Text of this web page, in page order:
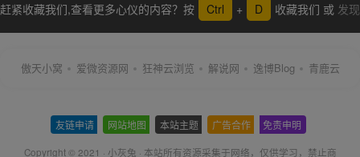
赶紧收藏我们,查看更多心仪的内容？按 Ctrl + D 收藏我们 或 发现
傲天小窝 爱微资源网 狂神云浏览 解说网 逸博Blog 青鹿云
友链申请 网站地图 本站主题 广告合作 免责申明
Copyright © 2021 · 小灰兔 · 本站所有资源采集于网络，仅供学习，禁止商